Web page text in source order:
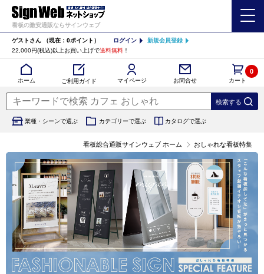
看板の激安通販ならサインウェブ
ゲストさん （現在：0ポイント） ログイン
新規会員登録
22,000円(税込)以上お買い上げで送料無料 ！
ホーム ご利用ガイド マイページ お問合せ カート
0
業種・シーンで選ぶ カテゴリーで選ぶ カタログで選ぶ
看板総合通販サインウェブ ホーム おしゃれな看板特集
おすすめのおしゃれな看板特集｜店舗・会社・カフェ・クリニックに最適